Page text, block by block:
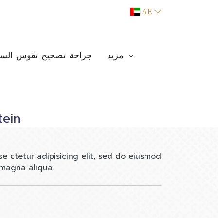
AE
جراحة تصحيح تقوس
ctetur adipisicing elit, sed do eiusmod
aliqua.